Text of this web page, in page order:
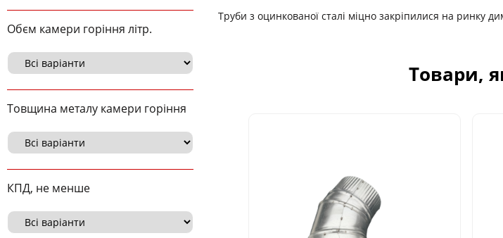
Обєм камери горіння літр.
Товщина металу камери горіння
КПД, не менше
Труби з оцинкованої сталі міцно закріпилися на ринку
Товари,